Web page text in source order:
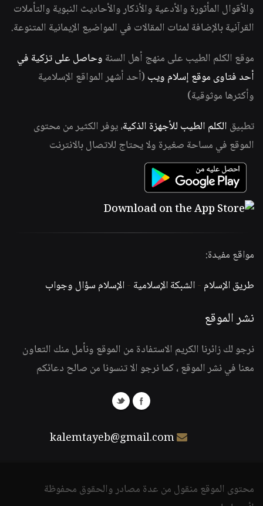
والأقوال المأثورة والأدعية والأذكار والأحاديث النبوية والتأملات
القرآنية بالإضافة لمئات المقالات في المواضيع الإيمانية المتنوعة.
موقع الكلم الطيب على منهج أهل السنة وحاصل على تزكية في
أحد فتاوى موقع إسلام ويب (أحد أشهر المواقع الإسلامية
وأكثرها موثوقية)
تطبيق الكلم الطيب للأجهزة الذكية، يوفر الكثير من محتوى
الموقع في مساحة صغيرة ولا يحتاج للاتصال بالانترنت
مواقع مفيدة:
طريق الإسلام -الشبكة الإسلامية -الإسلام سؤال وجواب
نشر الموقع
نرجو لك زائرنا الكريم الاستفادة من الموقع ونأمل منك التعاون
معنا في نشر الموقع ، كما نرجو الا تنسونا من صالح دعائكم
kalemtayeb@gmail.com
محتوى الموقع منقول من عدة مصادر والحقوق محفوظة